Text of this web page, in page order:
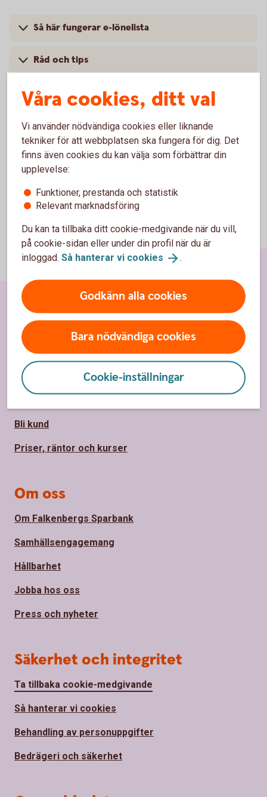
Så här fungerar e-lönelista
Råd och tips
Pris
Våra cookies, ditt val
Vi använder nödvändiga cookies eller liknande
tekniker för att webbplatsen ska fungera för dig. Det
finns även cookies du kan välja som förbättrar din
upplevelse:
Funktioner, prestanda och statistik
Relevant marknadsföring
Du kan ta tillbaka ditt cookie-medgivande när du vill,
på cookie-sidan eller under din profil när du är
inloggad. Så hanterar vi cookies .
Godkänn alla cookies
Bara nödvändiga cookies
Cookie-inställningar
Sidfot
Hitta snabbt
Kundservice
Spärrhjälp
Bli kund
Priser, räntor och kurser
Om oss
Om Falkenbergs Sparbank
Samhällsengagemang
Hållbarhet
Jobba hos oss
Press och nyheter
Säkerhet och integritet
Ta tillbaka cookie-medgivande
Så hanterar vi cookies
Behandling av personuppgifter
Bedrägeri och säkerhet